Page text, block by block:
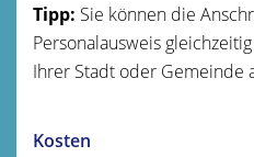
Tipp: Sie können die
Personalausweis
Ihrer Stadt oder Gemeinde
Kosten